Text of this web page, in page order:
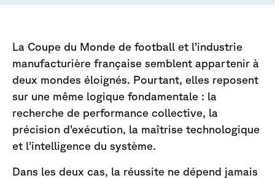
La Coupe du Monde de football et l’industrie
manufacturière française semblent appartenir à
deux mondes éloignés. Pourtant, elles reposent
sur une même logique fondamentale : la
recherche de performance collective, la
précision d’exécution, la maîtrise technologique
et l’intelligence du système.
Dans les deux cas, la réussite ne dépend jamais